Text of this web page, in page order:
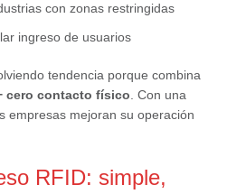
con zonas restringidas
ingreso de usuarios
tendencia porque combina
cero contacto físico . Con una
empresas mejoran su operación
RFID: simple,